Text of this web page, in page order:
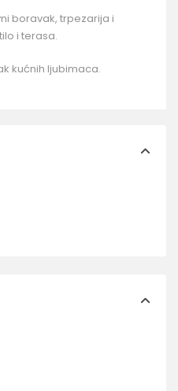
boravak, trpezarija i
i terasa.
kućnih ljubimaca.